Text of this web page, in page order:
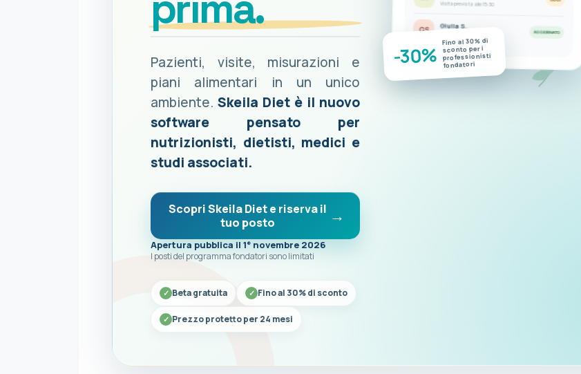
Pazienti, visite, misurazioni e
piani alimentari in un unico
ambiente. Skeila Diet è il nuovo
software pensato per
nutrizionisti, dietisti, medici e
studi associati.
Scopri Skeila Diet e riserva il
tuo posto
Apertura pubblica il 1° novembre 2026
I posti del programma fondatori sono limitati
Beta gratuita Fino al 30% di sconto
Prezzo protetto per 24 mesi
Visita prevista alle 15:30
GS Giulia S.
AGGIORNATO
-30%
Fino al 30% di
sconto per i
professionisti
fondatori